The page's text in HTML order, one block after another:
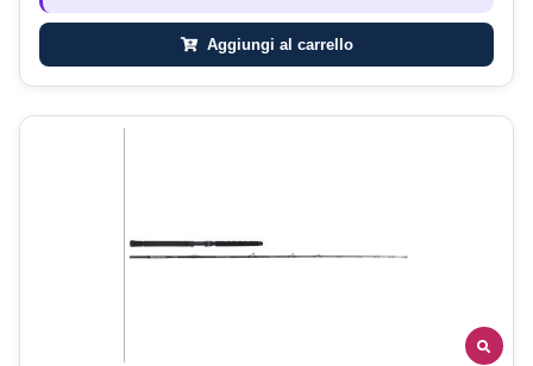
Aggiungi al carrello